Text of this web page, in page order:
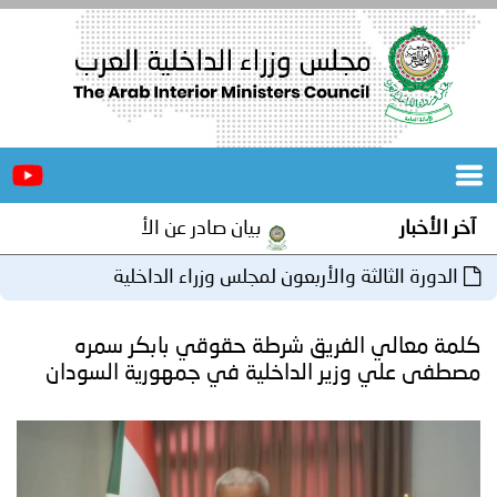
الرئيسية
المجلس
مؤتمرات
اجتماعات
بيان صادر عن الأمانة العامة لمجلس وزراء الداخلية
والأربعون لمجلس وزراء الداخلية
شرطة حقوقي بابكر سمره
الداخلية في جمهورية السودان